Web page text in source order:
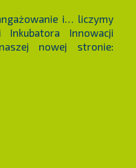
i… liczymy
Innowacji
nowej stronie: